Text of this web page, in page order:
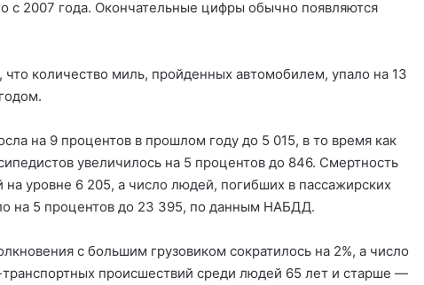
с 2007 года. Окончательные цифры обычно появляются
количество миль, пройденных автомобилем, упало на 13
на 9 процентов в прошлом году до 5 015, в то время как
увеличилось на 5 процентов до 846. Смертность
уровне 6 205, а число людей, погибших в пассажирских
на 5 процентов до 23 395, по данным НАБДД.
с большим грузовиком сократилось на 2%, а число
происшествий среди людей 65 лет и старше —